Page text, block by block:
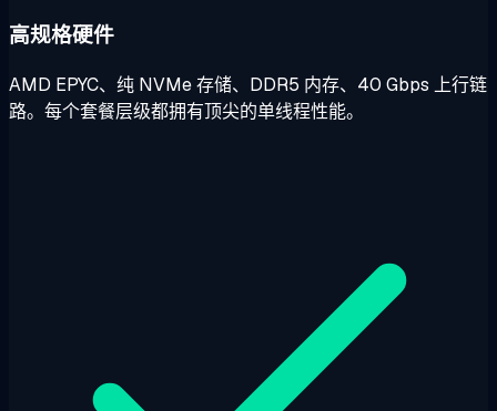
高规格硬件
AMD EPYC、纯 NVMe 存储、DDR5 内存、40 Gbps 上行链
路。每个套餐层级都拥有顶尖的单线程性能。